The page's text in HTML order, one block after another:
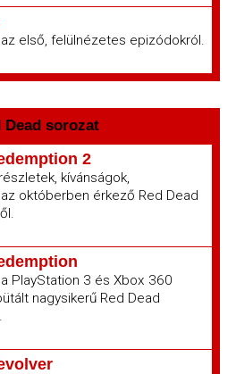
első, felülnézetes epizódokról.
Dead sorozat
2
kívánságok,
októberben érkező Red Dead
PlayStation 3 és Xbox 360
nagysikerű Red Dead